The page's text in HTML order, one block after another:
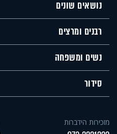
נושאים שונים
רבנים ומרצים
נשים ומשפחה
סידור
מזכירות הידברות